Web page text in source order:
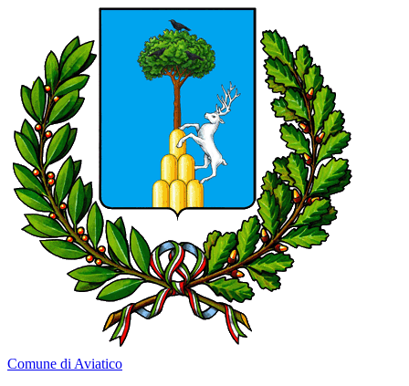
Comune di Aviatico